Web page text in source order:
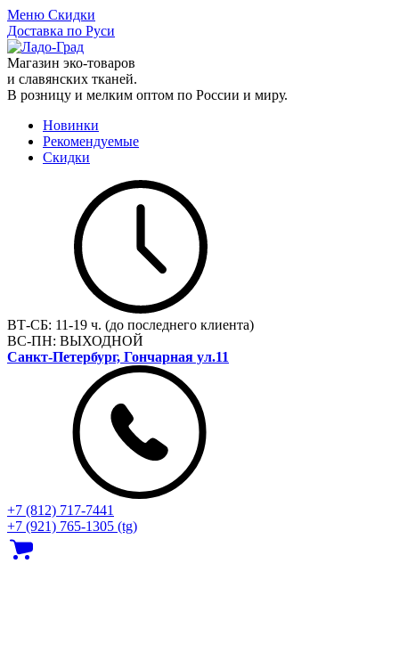
Меню Скидки
Доставка по Руси
Магазин эко-товаров
и славянских тканей.
В розницу и мелким оптом по России и миру.
Новинки
Рекомендуемые
Скидки
ВТ-СБ: 11-19 ч. (до последнего клиента)
ВС-ПН: ВЫХОДНОЙ
Санкт-Петербург, Гончарная ул.11
+7 (812) 717‑7441
+7 (921) 765-1305 (tg)